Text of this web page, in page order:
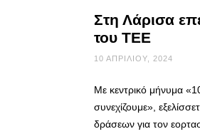
Στη Λάρισα
του ΤΕΕ
10 ΑΠΡΙΛΊΟΥ, 2024
Με κεντρικό μήνυμα
συνεχίζουμε»,
δράσεων για τον